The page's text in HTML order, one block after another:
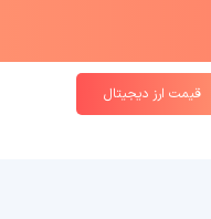
قیمت ارز دیجیتال